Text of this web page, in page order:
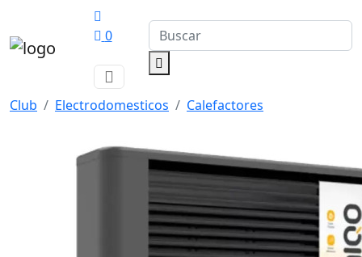
0
Club Electrodomesticos Calefactores